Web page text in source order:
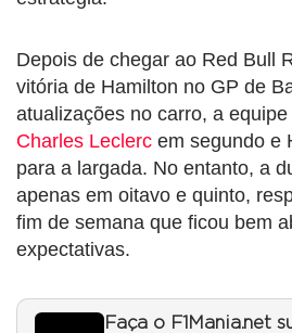
Depois de chegar ao Red Bull
vitória de Hamilton no GP de
atualizações no carro, a
Charles Leclerc em segundo e
para a largada. No entanto, a
apenas em oitavo e quinto,
fim de semana que ficou bem
expectativas.
Faça o F1Mania.net